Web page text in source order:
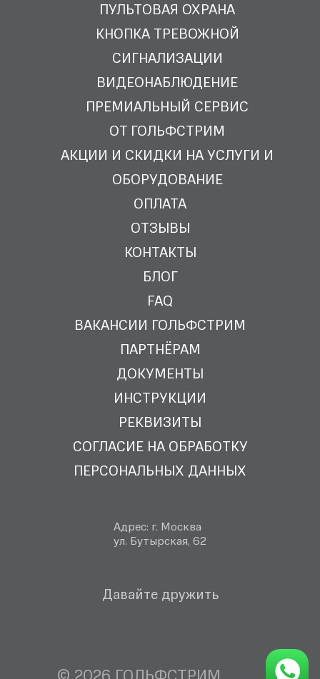
ПУЛЬТОВАЯ ОХРАНА
КНОПКА ТРЕВОЖНОЙ
СИГНАЛИЗАЦИИ
ВИДЕОНАБЛЮДЕНИЕ
ПРЕМИАЛЬНЫЙ СЕРВИС
ОТ ГОЛЬФСТРИМ
АКЦИИ И СКИДКИ НА УСЛУГИ И
ОБОРУДОВАНИЕ
ОПЛАТА
ОТЗЫВЫ
КОНТАКТЫ
БЛОГ
FAQ
ВАКАНСИИ ГОЛЬФСТРИМ
ПАРТНЁРАМ
ДОКУМЕНТЫ
ИНСТРУКЦИИ
РЕКВИЗИТЫ
СОГЛАСИЕ НА ОБРАБОТКУ
ПЕРСОНАЛЬНЫХ ДАННЫХ
Адрес: г. Москва
ул. Бутырская, 62
Давайте дружить